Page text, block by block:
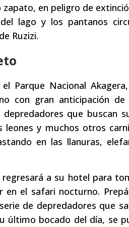
zapato, en peligro de
lago y los pantanos
Ruzizi.
Parque Nacional
con gran anticipación
que buscan
y muchos otros
en las llanuras,
regresará a su hotel para
el safari nocturno.
de depredadores que
último bocado del día, se